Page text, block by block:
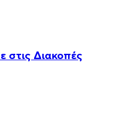
στις Διακοπές